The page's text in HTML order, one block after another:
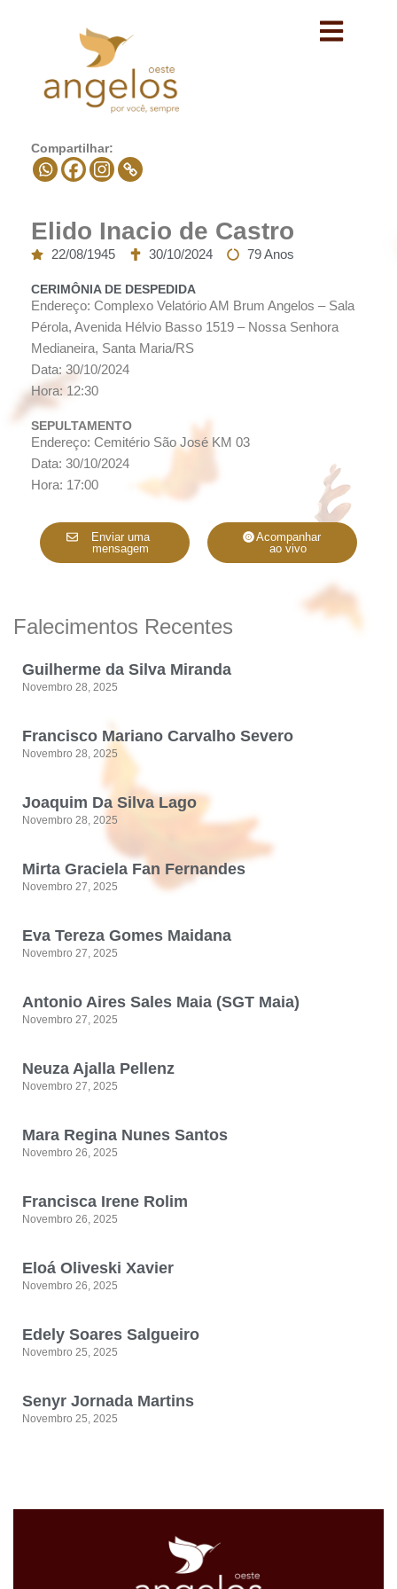
Compartilhar:
Elido Inacio de Castro
22/08/1945 30/10/2024 79 Anos
CERIMÔNIA DE DESPEDIDA
Endereço: Complexo Velatório AM Brum Angelos – Sala
Pérola, Avenida Hélvio Basso 1519 – Nossa Senhora
Medianeira, Santa Maria/RS
Data: 30/10/2024
Hora: 12:30
SEPULTAMENTO
Endereço: Cemitério São José KM 03
Data: 30/10/2024
Hora: 17:00
Enviar uma
mensagem
Acompanhar
ao vivo
Falecimentos Recentes
Guilherme da Silva Miranda
Novembro 28, 2025
Francisco Mariano Carvalho Severo
Novembro 28, 2025
Joaquim Da Silva Lago
Novembro 28, 2025
Mirta Graciela Fan Fernandes
Novembro 27, 2025
Eva Tereza Gomes Maidana
Novembro 27, 2025
Antonio Aires Sales Maia (SGT Maia)
Novembro 27, 2025
Neuza Ajalla Pellenz
Novembro 27, 2025
Mara Regina Nunes Santos
Novembro 26, 2025
Francisca Irene Rolim
Novembro 26, 2025
Eloá Oliveski Xavier
Novembro 26, 2025
Edely Soares Salgueiro
Novembro 25, 2025
Senyr Jornada Martins
Novembro 25, 2025